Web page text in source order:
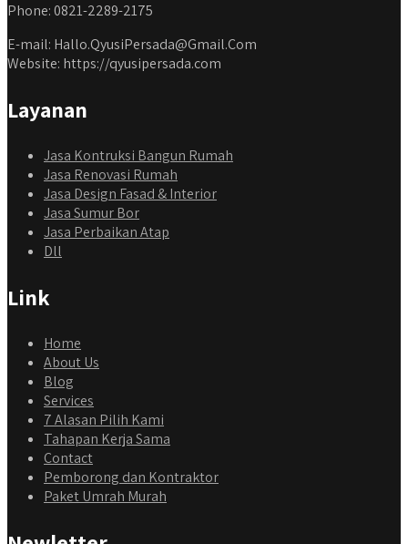
Phone: 0821-2289-2175
E-mail: Hallo.QyusiPersada@Gmail.Com
Website: https://qyusipersada.com
Layanan
Jasa Kontruksi Bangun Rumah
Jasa Renovasi Rumah
Jasa Design Fasad & Interior
Jasa Sumur Bor
Jasa Perbaikan Atap
Dll
Link
Home
About Us
Blog
Services
7 Alasan Pilih Kami
Tahapan Kerja Sama
Contact
Pemborong dan Kontraktor
Paket Umrah Murah